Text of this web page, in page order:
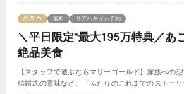
＼平日限定*最大195万特典／あ
絶品美食
残席 無料 リアルタイム予約
【スタッフで選ぶならマリーゴールド】家族への
結婚式の意味など、「ふたりのこれまでのストー